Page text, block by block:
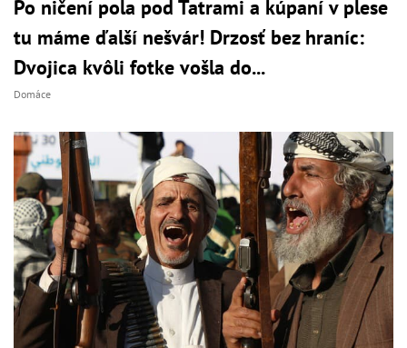
Po ničení pola pod Tatrami a kúpaní v plese
tu máme ďalší nešvár! Drzosť bez hraníc:
Dvojica kvôli fotke vošla do...
Domáce